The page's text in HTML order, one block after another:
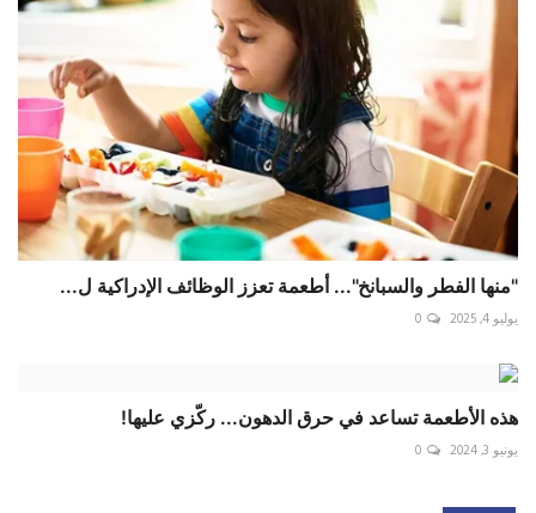
"منها الفطر والسبانخ"... أطعمة تعزز الوظائف الإدراكية ل...
يوليو 4, 2025 0
هذه الأطعمة تساعد في حرق الدهون... ركّزي عليها!
يونيو 3, 2024 0